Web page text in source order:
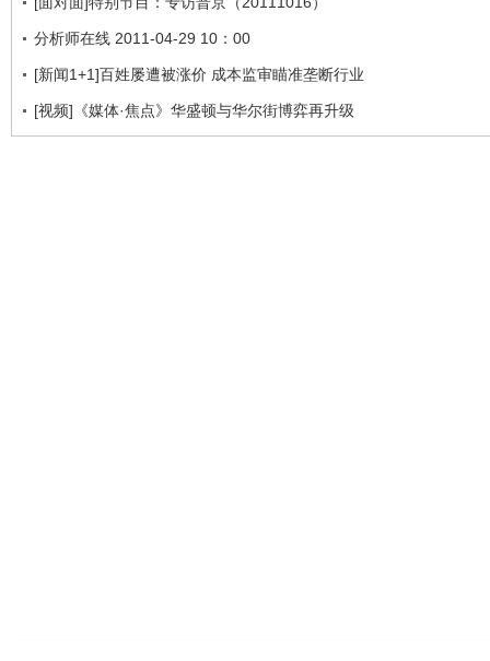
分析师在线 2011-04-29 10：00
[新闻1+1]百姓屡遭被涨价 成本监审瞄准垄断行业
[视频]《媒体·焦点》华盛顿与华尔街博弈再升级